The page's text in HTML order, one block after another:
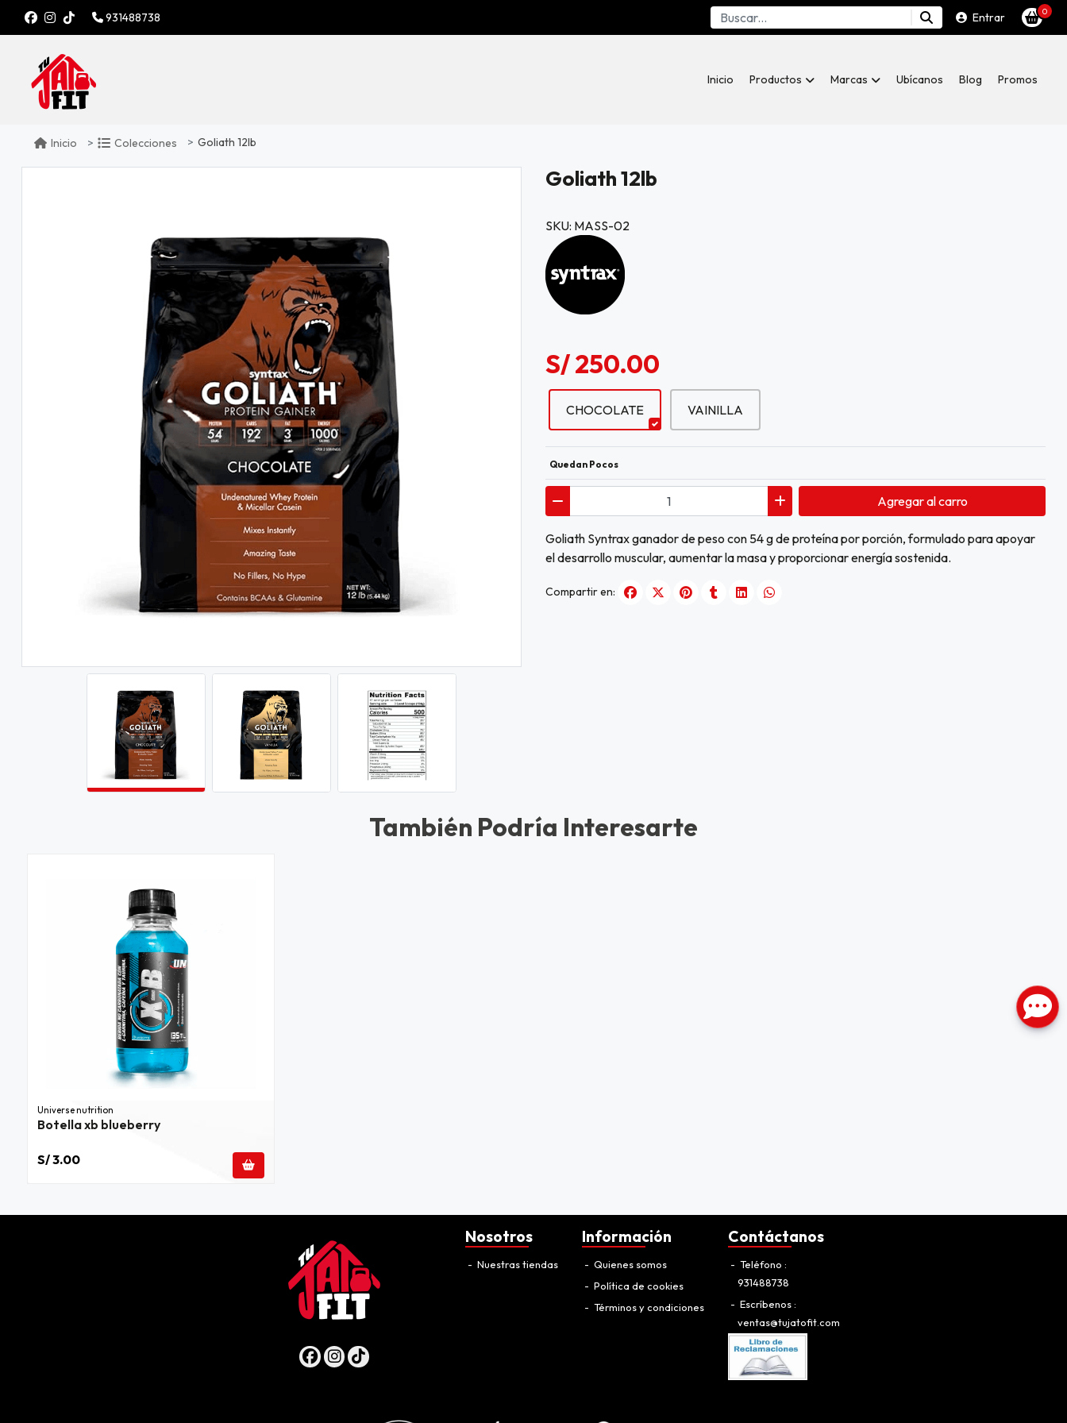
931488738 Entrar 0
Inicio Productos Marcas Ubícanos Blog Promos
Inicio Colecciones Goliath 12lb
Goliath 12lb
SKU: MASS-02
S/ 250.00
CHOCOLATE VAINILLA
Quedan Pocos
Agregaral carro
Goliath Syntrax ganador de peso con 54 g de proteína por porción, formulado para apoyar
el desarrollo muscular, aumentar la masa y proporcionar energía sostenida.
Compartir en:
También Podría Interesarte
Universe nutrition
Botella xb blueberry
S/ 3.00
Nosotros
Nuestras tiendas
Información
Quienes somos
Política de cookies
Términos y condiciones
Contáctanos
Teléfono
931488738
Escríbenos
ventas@tujatofit.com